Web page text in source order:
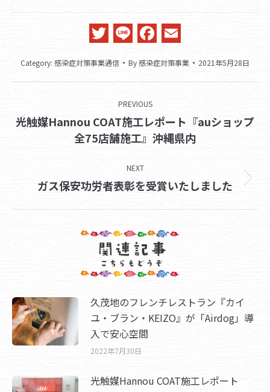
Twitter
LineFacebook
Category: 感染症対策事業通信 By感染症対策事業 2021年5月28日
PREVIOUS
Previous
post:
光触媒Hannou COAT施工レポート『auショップ
全75店舗施工』沖縄県内
NEXT
Next
ガス保安功労者表彰を受賞いたしました
久茂地のフレンチレストラン『カイ
ユ・ブラン・KEIZO』が「Airdog」導
入で安心空間
2022年7月30日
光触媒Hannou COAT施工レポート